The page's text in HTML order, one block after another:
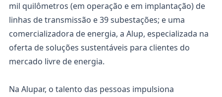
mil quilômetros (em operação e em implantação) de
linhas de transmissão e 39 subestações; e uma
comercializadora de energia, a Alup, especializada na
oferta de soluções sustentáveis para clientes do
mercado livre de energia.
Na Alupar, o talento das pessoas impulsiona